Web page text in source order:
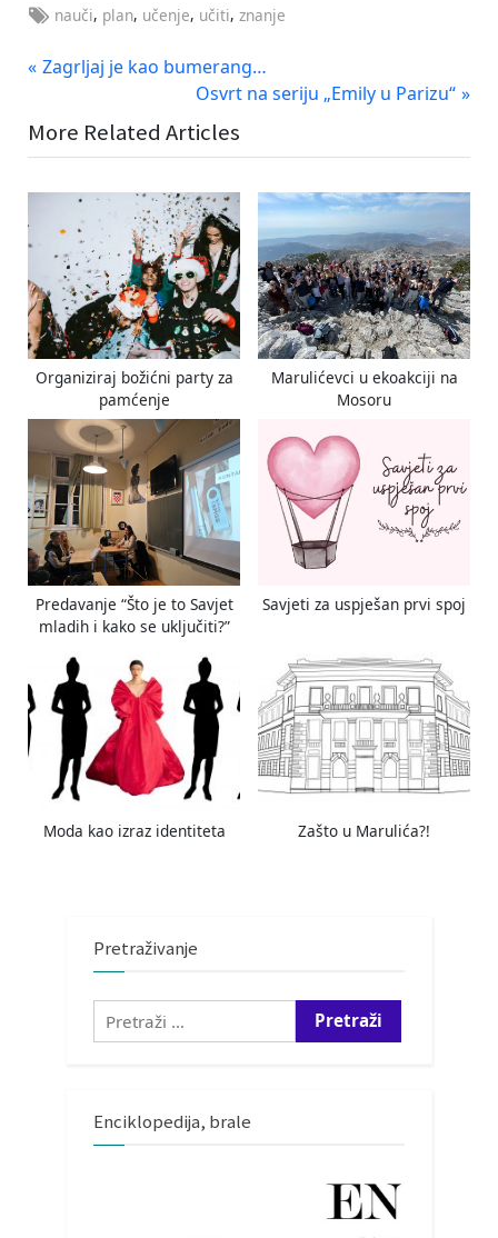
Tags:
nauči, plan, učenje, učiti,znanje
Navigacija
P
v
o
o
s
t
:
Zagrljaj je kao bumerang…
N
e
x
P
o
s
t
:
Osvrt na seriju „Emily u Parizu“
More Related Articles
Organiziraj božićni party za
pamćenje
Marulićevci u ekoakciji na
Mosoru
Predavanje “Što je to Savjet
mladih i kako se uključiti?”
Savjeti za uspješan prvi spoj
Moda kao izraz identiteta Zašto u Marulića?!
Pretraživanje
Pretraži:
Enciklopedija, brale